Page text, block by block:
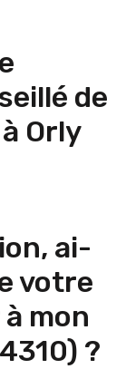
de
Orly
ai-
votre
mon
?